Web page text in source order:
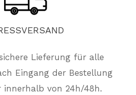
Lieferung für alle
Eingang der Bestellung
innerhalb von 24h/48h.